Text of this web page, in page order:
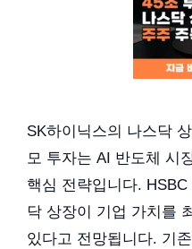
SK하이닉스의 나스닥
모 투자는 AI 반도체 시
핵심 전략입니다.
닥 상장이 기업 가치를
있다고 전망됩니다. 기